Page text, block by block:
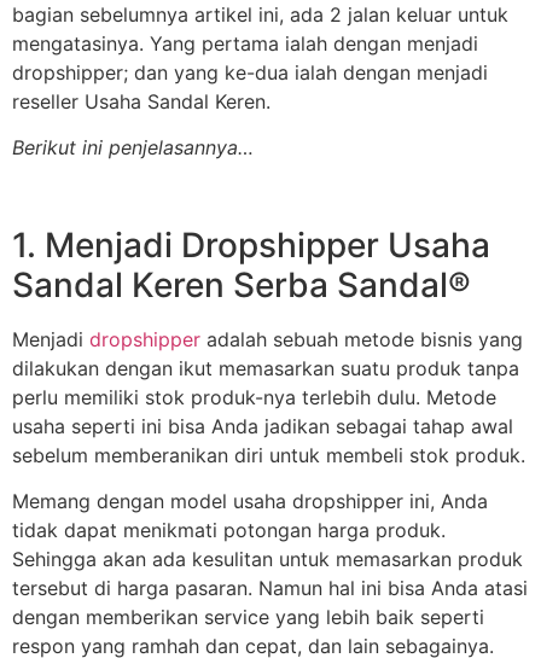
bagian sebelumnya artikel ini, ada 2 jalan keluar untuk
mengatasinya. Yang pertama ialah dengan menjadi
dropshipper; dan yang ke-dua ialah dengan menjadi
reseller Usaha Sandal Keren.
Berikut ini penjelasannya…
1. Menjadi Dropshipper Usaha
Sandal Keren Serba Sandal®
Menjadi dropshipper adalah sebuah metode bisnis yang
dilakukan dengan ikut memasarkan suatu produk tanpa
perlu memiliki stok produk-nya terlebih dulu. Metode
usaha seperti ini bisa Anda jadikan sebagai tahap awal
sebelum memberanikan diri untuk membeli stok produk.
Memang dengan model usaha dropshipper ini, Anda
tidak dapat menikmati potongan harga produk.
Sehingga akan ada kesulitan untuk memasarkan produk
tersebut di harga pasaran. Namun hal ini bisa Anda atasi
dengan memberikan service yang lebih baik seperti
respon yang ramhah dan cepat, dan lain sebagainya.